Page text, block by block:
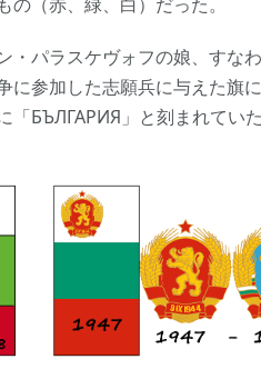
・パラスケヴォフの娘、すな
に参加した志願兵に与えた旗
「БЪЛГАРИЯ」と刻まれてい